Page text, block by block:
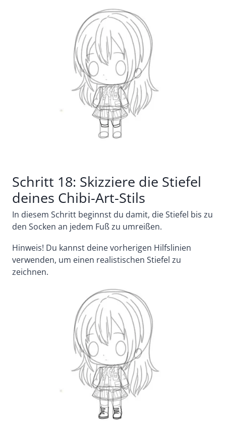
Schritt 18: Skizziere die Stiefel
deines Chibi-Art-Stils
In diesem Schritt beginnst du damit, die Stiefel bis zu
den Socken an jedem Fuß zu umreißen.
Hinweis! Du kannst deine vorherigen Hilfslinien
verwenden, um einen realistischen Stiefel zu
zeichnen.